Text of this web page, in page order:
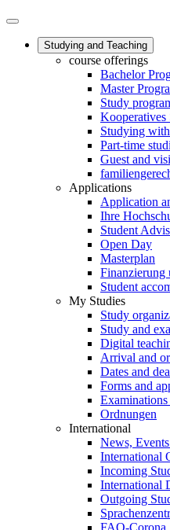
Studying and Teaching
course offerings
Bachelor
Master
Study
Kooperatives
Studying
Part-time
Guest and
Applications
Application
Ihre
Student
Open Day
Masterplan
Finanzierung
Student
My Studies
Study
Study and
Digital
Arrival and
Dates and
Forms and
Ordnungen
International
News,
International
Incoming
International
Outgoing